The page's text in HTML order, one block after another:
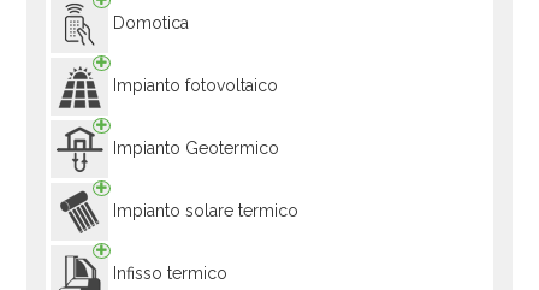
Domotica
Impianto fotovoltaico
Impianto Geotermico
Impianto solare termico
Infisso termico